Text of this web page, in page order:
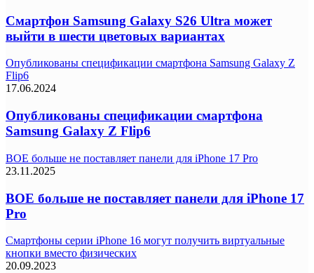
Смартфон Samsung Galaxy S26 Ultra может
выйти в шести цветовых вариантах
Опубликованы спецификации смартфона Samsung Galaxy Z
Flip6
17.06.2024
Опубликованы спецификации смартфона
Samsung Galaxy Z Flip6
BOE больше не поставляет панели для iPhone 17 Pro
23.11.2025
BOE больше не поставляет панели для iPhone 17
Pro
Смартфоны серии iPhone 16 могут получить виртуальные
кнопки вместо физических
20.09.2023